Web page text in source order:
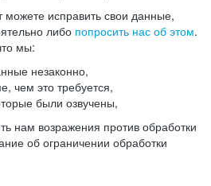
исправить свои данные,
либо попросить нас об этом.
мы:
незаконно,
чем это требуется,
были озвучены,
нам возражения против обработки
об ограничении обработки